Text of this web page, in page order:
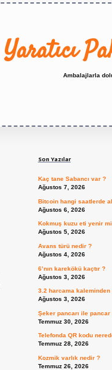
Yaratıcı
Ambalajlarla
Son Yazılar
Kaç tane Sabancı var ?
Ağustos 7, 2026
Bitcoin hangi saatlerde
Ağustos 6, 2026
Kokmuş kuzu eti yenir
Ağustos 5, 2026
Avans türü nedir ?
Ağustos 4, 2026
6’nın karekökü kaçtır ?
Ağustos 3, 2026
3.2 harcama kaleminden
Ağustos 3, 2026
Şeker pancarı ile
Temmuz 30, 2026
Telefonda QR kodu
Temmuz 28, 2026
Kozmik varlık nedir ?
Temmuz 26, 2026